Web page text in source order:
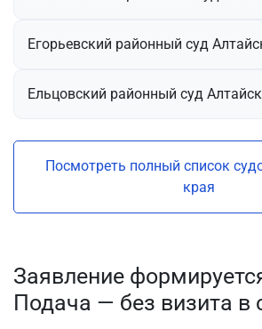
Егорьевский районный суд
Ельцовский районный суд
Посмотреть полный список
края
Заявление
Подача — без визита в